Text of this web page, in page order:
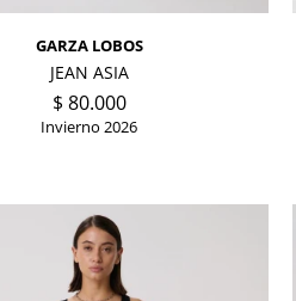
GARZA LOBOS
JEAN ASIA
$ 80.000
Invierno 2026